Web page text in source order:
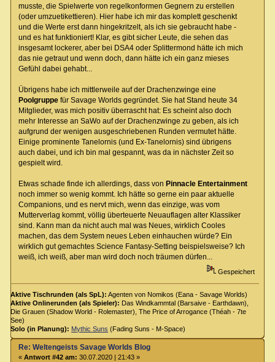
musste, die Spielwerte von regelkonformen Gegnern zu erstellen
(oder umzuetikettieren). Hier habe ich mir das komplett geschenkt
und die Werte erst dann hingekritzelt, als ich sie gebraucht habe -
und es hat funktioniert! Klar, es gibt sicher Leute, die sehen das
insgesamt lockerer, aber bei DSA4 oder Splittermond hätte ich mich
das nie getraut und wenn doch, dann hätte ich ein ganz mieses
Gefühl dabei gehabt...
Übrigens habe ich mittlerweile auf der Drachenzwinge eine
Poolgruppefür Savage Worlds gegründet. Sie hat Stand heute 34
Mitglieder, was mich positiv überrascht hat: Es scheint also doch
mehr Interesse an SaWo auf der Drachenzwinge zu geben, als ich
aufgrund der wenigen ausgeschriebenen Runden vermutet hätte.
Einige prominente Tanelornis (und Ex-Tanelornis) sind übrigens
auch dabei, und ich bin mal gespannt, was da in nächster Zeit so
gespielt wird.
Etwas schade finde ich allerdings, dass von Pinnacle Entertainment
noch immer so wenig kommt. Ich hätte so gerne ein paar aktuelle
Companions, und es nervt mich, wenn das einzige, was vom
Mutterverlag kommt, völlig überteuerte Neuauflagen alter Klassiker
sind. Kann man da nicht auch mal was Neues, wirklich Cooles
machen, das dem System neues Leben einhauchen würde? Ein
wirklich gut gemachtes Science Fantasy-Setting beispielsweise? Ich
weiß, ich weiß, aber man wird doch noch träumen dürfen...
Gespeichert
Aktive Tischrunden (als SpL): Agenten von Nomikos (Eana - Savage Worlds)
Aktive Onlinerunden (als Spieler): Das Windkammtal (Barsaive - Earthdawn),
Die Grauen (Shadow World - Rolemaster), The Price of Arrogance (Théah - 7te
See)
Solo (in Planung): Mythic Suns (Fading Suns - M-Space)
Re: Weltengeists Savage Worlds Blog
« Antwort #42 am: 30.07.2020 | 21:43 »